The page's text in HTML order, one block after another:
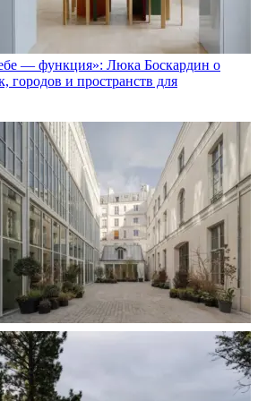
— функция»: Люка Боскардин о
городов и пространств для